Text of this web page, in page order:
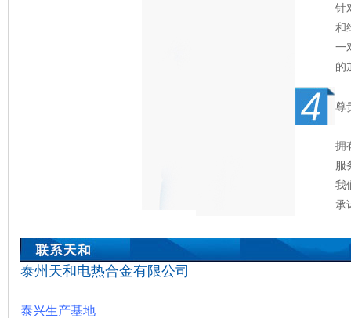
针
和
一
的
尊
拥
服
我
承
泰州天和电热合金有限公司
泰兴生产基地